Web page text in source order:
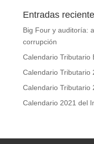
Entradas
Big Four y auditoría:
corrupción
Calendario Tributario
Calendario Tributario
Calendario Tributario
Calendario 2021 del